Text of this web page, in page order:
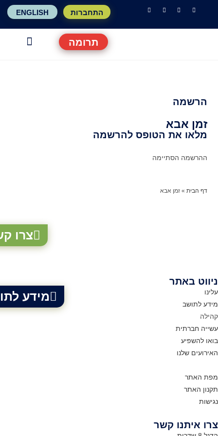
צרו
מידע
התחברות ENGLISH
תרומה
הרשמה
זמן אבא
מלאו את הטופס להרשמה
ההרשמה הסתיימה
דף הבית »זמן אבא
ניווט באתר
עלינו
מידע לתושב
קהילה
עשייה חברתית
בואו להשפיע
האירועים שלנו
מפת האתר
תקנון האתר
נגישות
צרו איתנו קשר